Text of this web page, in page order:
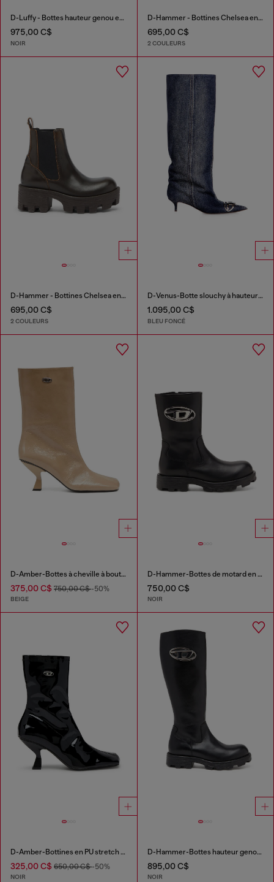
D-Luffy - Bottes hauteur genou en cuir verni
975,00 C$
NOIR
D-Hammer - Bottines Chelsea en cuir avec semelle crantée
695,00 C$
2 COULEURS
D-Hammer - Bottines Chelsea en cuir avec semelle crantée
695,00 C$
2 COULEURS
D-Venus-Botte slouchy à hauteur de genou en denim
1.095,00 C$
BLEU FONCÉ
D-Amber-Bottes à cheville à bout carré couleur avec effet naplak
375,00 C$ 750,00 C$-50%
BEIGE
D-Hammer-Bottes de motard en cuir brillant
750,00 C$
NOIR
D-Amber-Bottines en PU stretch verni
325,00 C$ 650,00 C$-50%
NOIR
D-Hammer-Bottes hauteur genou en cuir
895,00 C$
NOIR